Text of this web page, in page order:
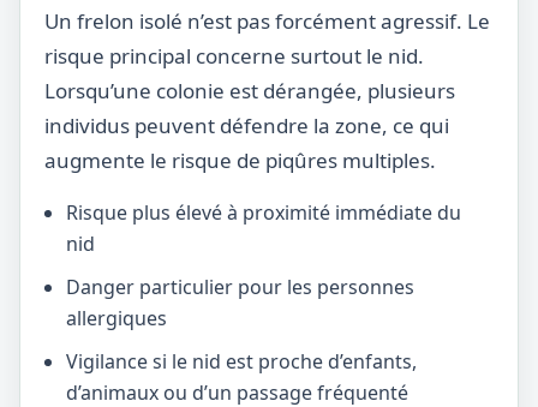
Un frelon isolé n’est pas forcément agressif. Le
risque principal concerne surtout le nid.
Lorsqu’une colonie est dérangée, plusieurs
individus peuvent défendre la zone, ce qui
augmente le risque de piqûres multiples.
Risque plus élevé à proximité immédiate du
nid
Danger particulier pour les personnes
allergiques
Vigilance si le nid est proche d’enfants,
d’animaux ou d’un passage fréquenté